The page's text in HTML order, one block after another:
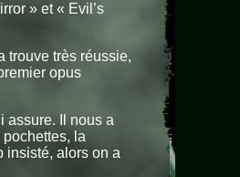
» et « Evil’s
trouve très réussie,
opus
assure. Il nous a
la
insisté, alors on a